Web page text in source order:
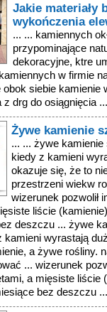
Jakie materiały
wykończenia
... ... kamiennych
przypominające
dekoracyjne, ktre
w firmie
obok siebie kamienie
z drg do osiągnięcia ...
Żywe kamienie
... ... żywe
kiedy z kamieni
okazuje się, że to
przestrzeni wiekw
wizerunek pozwolił
liście
deszczu ... żywe
kamieni wyrastają
a żywe rośliny.
... wizerunek
a mięsiste liście
bez deszczu ...